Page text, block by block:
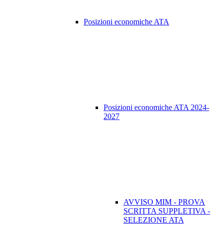
Posizioni economiche ATA
Posizioni economiche ATA 2024-
2027
AVVISO MIM - PROVA
SCRITTA SUPPLETIVA -
SELEZIONE ATA